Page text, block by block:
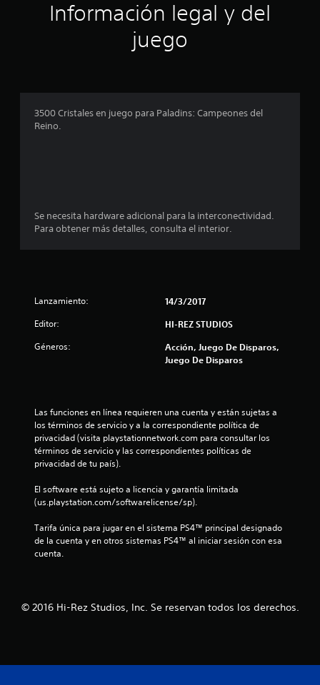
Información legal y del
juego
3500 Cristales en juego para Paladins: Campeones del
Reino.
Se necesita hardware adicional para la interconectividad.
Para obtener más detalles, consulta el interior.
Lanzamiento: 14/3/2017
Editor: HI-REZ STUDIOS
Géneros:
Acción, Juego De Disparos,
Juego De Disparos
Las funciones en línea requieren una cuenta y están sujetas a
los términos de servicio y a la correspondiente política de
privacidad (visita playstationnetwork.com para consultar los
términos de servicio y las correspondientes políticas de
privacidad de tu país).
El software está sujeto a licencia y garantía limitada
(us.playstation.com/softwarelicense/sp).
Tarifa única para jugar en el sistema PS4™ principal designado
de la cuenta y en otros sistemas PS4™ al iniciar sesión con esa
cuenta.
© 2016 Hi-Rez Studios, Inc. Se reservan todos los derechos.